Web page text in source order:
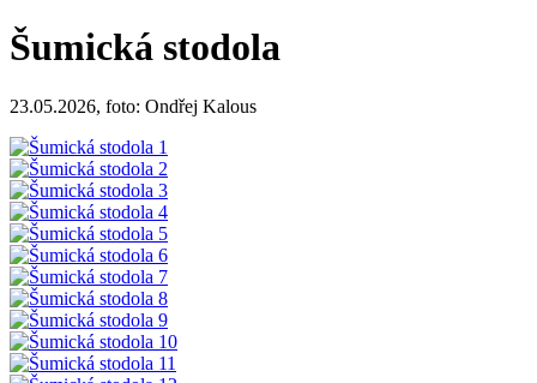
Šumická stodola
23.05.2026, foto: Ondřej Kalous